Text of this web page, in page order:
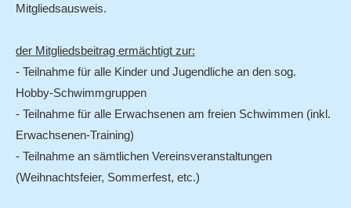
Mitgliedsausweis.
der Mitgliedsbeitrag ermächtigt zur:
- Teilnahme für alle Kinder und Jugendliche an den sog.
Hobby-Schwimmgruppen
- Teilnahme für alle Erwachsenen am freien Schwimmen (inkl.
Erwachsenen-Training)
- Teilnahme an sämtlichen Vereinsveranstaltungen
(Weihnachtsfeier, Sommerfest, etc.)